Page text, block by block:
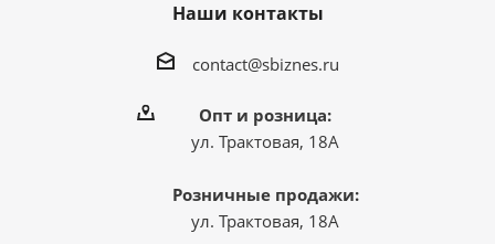
Наши контакты
contact@sbiznes.ru
Опт и розница:
ул. Трактовая, 18А
Розничные продажи:
ул. Трактовая, 18А